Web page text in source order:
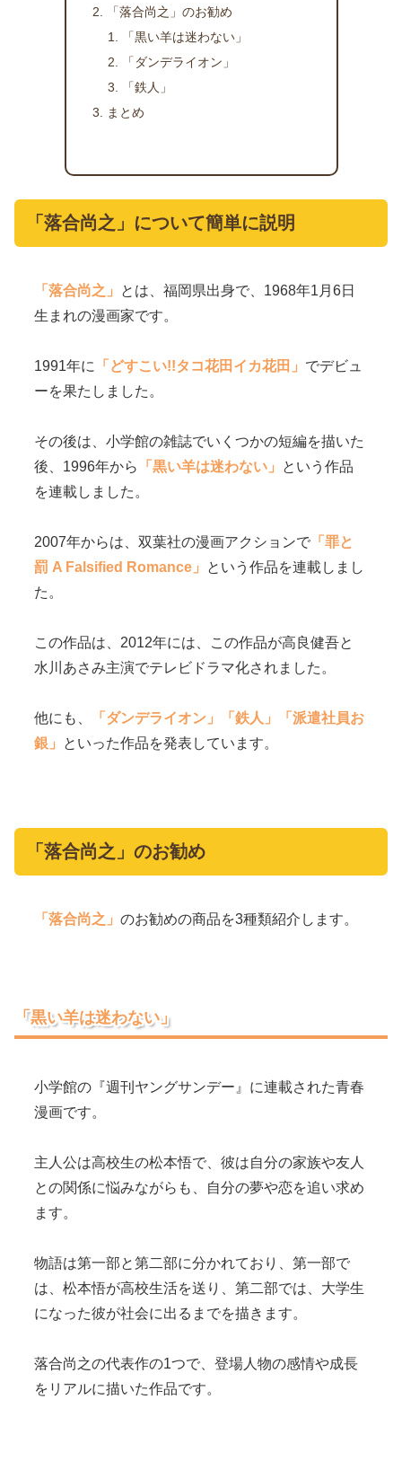
「落合尚之」のお勧め
「黒い羊は迷わない」
「ダンデライオン」
「鉄人」
まとめ
「落合尚之」について簡単に説明
「落合尚之」 とは、福岡県出身で、1968年1月6日
生まれの漫画家です。
1991年に 「どすこい!!タコ花田イカ花田」 でデビュ
ーを果たしました。
その後は、小学館の雑誌でいくつかの短編を描いた
後、1996年から
「黒い羊は迷わない」 という作品
を連載しました。
2007年からは、双葉社の漫画アクションで 「罪と
罰 A Falsified Romance」 という作品を連載しまし
た。
この作品は、2012年には、この作品が高良健吾と
水川あさみ主演でテレビドラマ化されました。
他にも、 「ダンデライオン」 「鉄人」
「派遣社員お
銀」 といった作品を発表しています。
「落合尚之」のお勧め
「落合尚之」のお勧めの商品を3種類紹介します。
「黒い羊は迷わない」
小学館の『週刊ヤングサンデー』に連載された青春
漫画です。
主人公は高校生の松本悟で、彼は自分の家族や友人
との関係に悩みながらも、自分の夢や恋を追い求め
ます。
物語は第一部と第二部に分かれており、第一部で
は、松本悟が高校生活を送り、第二部では、大学生
になった彼が社会に出るまでを描きます。
落合尚之の代表作の1つで、登場人物の感情や成長
をリアルに描いた作品です。